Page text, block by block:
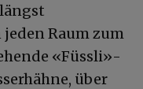
Raum zum
«Füssli»-
über